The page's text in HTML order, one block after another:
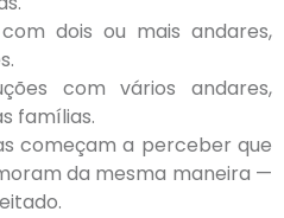
dois ou mais andares,
com vários andares,
famílias.
começam a perceber que
da mesma maneira —